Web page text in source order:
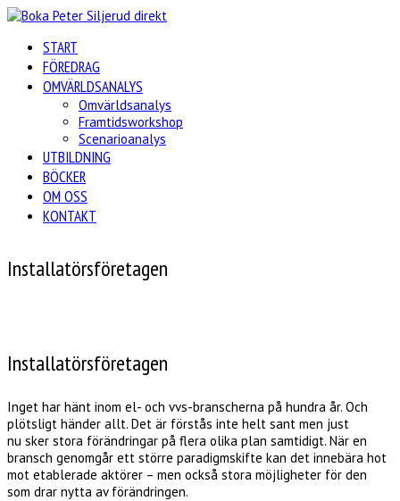
START
FÖREDRAG
OMVÄRLDSANALYS
Omvärldsanalys
Framtidsworkshop
Scenarioanalys
UTBILDNING
BÖCKER
OM OSS
KONTAKT
Installatörsföretagen
Installatörsföretagen
Inget har hänt inom el- och vvs-branscherna på hundra år. Och
plötsligt händer allt. Det är förstås inte helt sant men just
nu sker stora förändringar på flera olika plan samtidigt. När en
bransch genomgår ett större paradigmskifte kan det innebära hot
mot etablerade aktörer – men också stora möjligheter för den
som drar nytta av förändringen.